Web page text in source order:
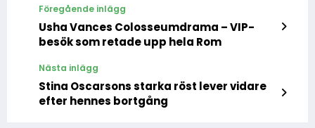
Föregående inlägg
Usha Vances Colosseumdrama – VIP-
besök som retade upp hela Rom
Nästa inlägg
Stina Oscarsons starka röst lever vidare
efter hennes bortgång